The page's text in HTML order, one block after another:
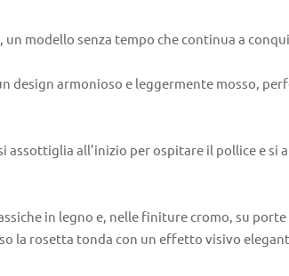
, un modello senza tempo che continua a
design armonioso e leggermente mosso,
all’inizio per ospitare il pollice e si
in legno e, nelle finiture cromo, su
la rosetta tonda con un effetto visivo